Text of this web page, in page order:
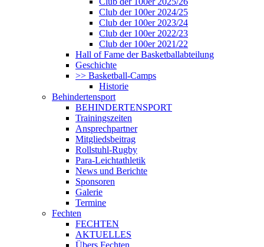
Club der 100er 2024/25
Club der 100er 2023/24
Club der 100er 2022/23
Club der 100er 2021/22
Hall of Fame der Basketballabteilung
Geschichte
>> Basketball-Camps
Historie
Behindertensport
BEHINDERTENSPORT
Trainingszeiten
Ansprechpartner
Mitgliedsbeitrag
Rollstuhl-Rugby
Para-Leichtathletik
News und Berichte
Sponsoren
Galerie
Termine
Fechten
FECHTEN
AKTUELLES
Übers Fechten